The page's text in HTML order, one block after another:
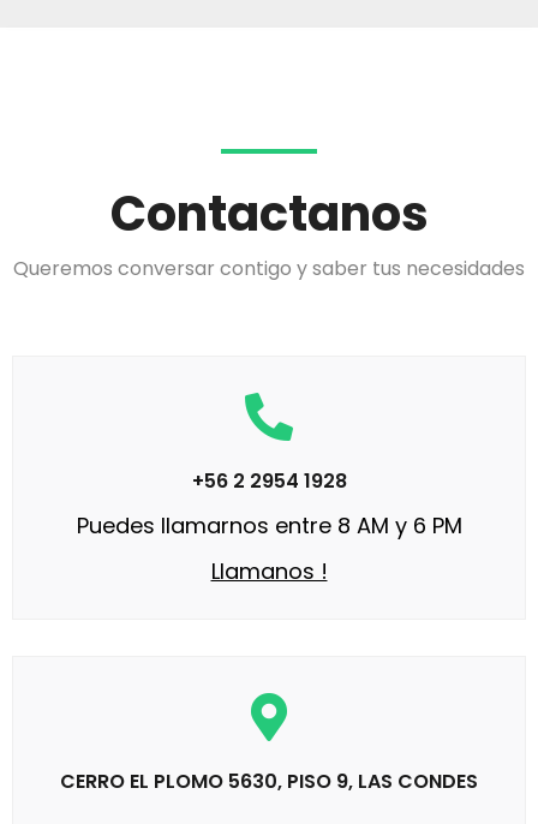
Contactanos
Queremos conversar contigo y saber tus necesidades
+56 2 2954 1928
Puedes llamarnos entre 8 AM y 6 PM
Llamanos !
CERRO EL PLOMO 5630, PISO 9, LAS CONDES